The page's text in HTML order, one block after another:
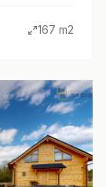
167 m2